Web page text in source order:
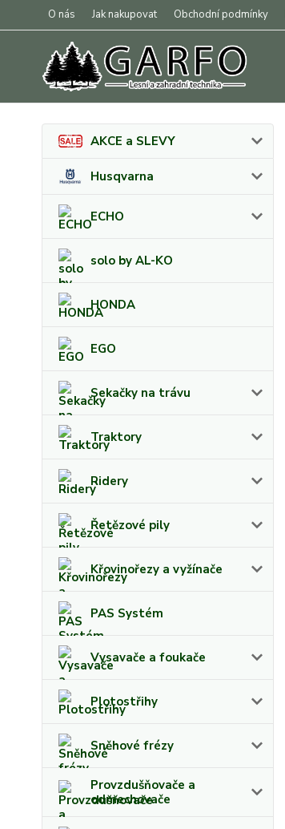
O nás Jak nakupovat Obchodní podmínky
AKCE a SLEVY
Husqvarna
ECHO
solo by AL-KO
HONDA
EGO
Sekačky na trávu
Traktory
Ridery
Řetězové pily
Křovinořezy a vyžínače
PAS Systém
Vysavače a foukače
Plotostřihy
Sněhové frézy
Provzdušňovače a
odmechovače